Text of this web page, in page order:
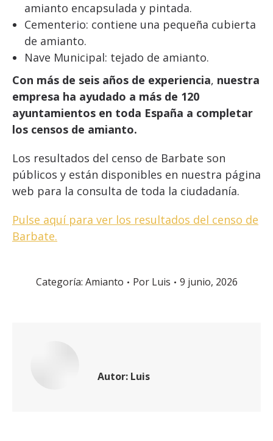
amianto encapsulada y pintada.
Cementerio: contiene una pequeña cubierta
de amianto.
Nave Municipal: tejado de amianto.
Con más de seis años de experiencia, nuestra
empresa ha ayudado a más de 120
ayuntamientos en toda España a completar
los censos de amianto.
Los resultados del censo de Barbate son
públicos y están disponibles en nuestra página
web para la consulta de toda la ciudadanía.
Pulse aquí para ver los resultados del censo de
Barbate.
Categoría: Amianto Por Luis 9 junio, 2026
Autor: Luis